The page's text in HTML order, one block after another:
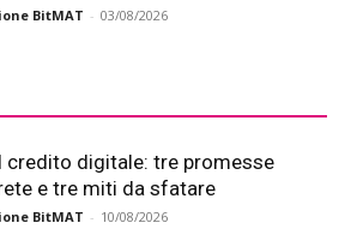
BitMAT - 03/08/2026
credito digitale: tre promesse
e tre miti da sfatare
BitMAT - 10/08/2026